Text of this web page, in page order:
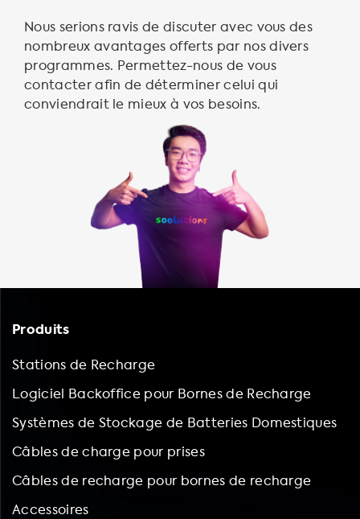
Nous serions ravis de discuter avec vous des
nombreux avantages offerts par nos divers
programmes. Permettez-nous de vous
contacter afin de déterminer celui qui
conviendrait le mieux à vos besoins.
Produits
Stations de Recharge
Logiciel Backoffice pour Bornes de Recharge
Systèmes de Stockage de Batteries Domestiques
Câbles de charge pour prises
Câbles de recharge pour bornes de recharge
Accessoires